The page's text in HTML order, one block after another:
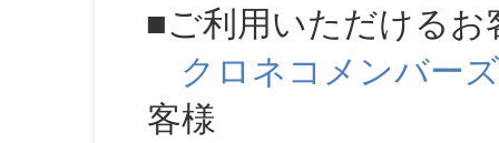
■ご利用いただけるお
クロネコメンバーズ
客様